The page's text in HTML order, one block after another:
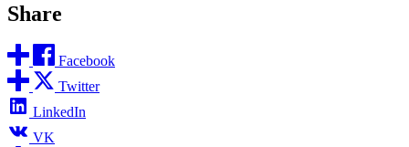
Share
Facebook
Twitter
LinkedIn
VK